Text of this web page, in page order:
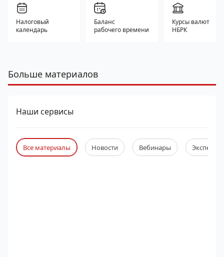
Налоговый
календарь
Баланс
рабочего времени
Курсы валют
НБРК
Больше материалов
Наши сервисы
Все материалы Новости Вебинары